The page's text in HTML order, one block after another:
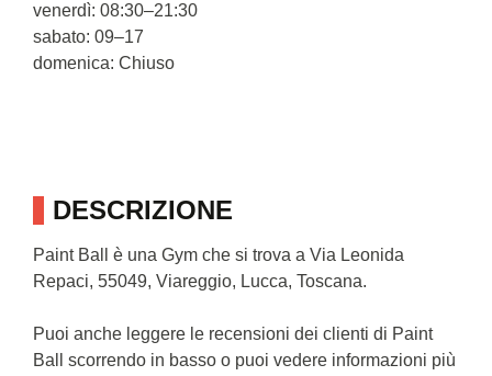
DESCRIZIONE
Paint Ball è una Gym che si trova a Via Leonida
Repaci, 55049, Viareggio, Lucca, Toscana.
Puoi anche leggere le recensioni dei clienti di Paint
Ball scorrendo in basso o puoi vedere informazioni più
venerdì: 08:30–21:30
sabato: 09–17
domenica: Chiuso